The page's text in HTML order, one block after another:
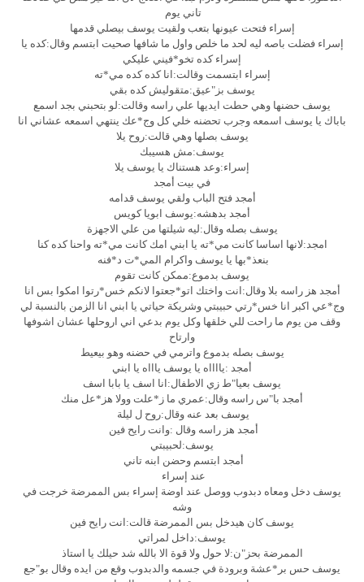
تاني يوم
إسراء فتحت عيونها بتعب ولقيت يوسف بيصلي قدمها
إسراء فضلت باصه ليه لحد ما خلص واول ما شافها صحيت ابتسم وقال:كده يا
إسراء كده تخو*فيني عليكي
إسراء ابتسمت وقالت:انا كده كده مي*ته
يوسف بز"عيق:متقوليش كده بقي
يوسف حضنها وهي حطت ايديها علي راسه وقالت:لو بتحبني بجد اسمع
باباك يا يوسف اسمعه وجرب تحضنه خلي كل وج*عك ينتهي اسمعه عشاني انا
يوسف بصلها وهي قالت:روح يلا
يوسف:مش هسيبك
إسراء:وعد هستناك يا يوسف يلا
في بيت أمجد
أمجد فتح الباب ولقي يوسف قدامه
أمجد بدهشه:يوسف ابويا كويس
يوسف بصله وقال:ليه شيلتها من علي الاجهزة
امجد:لانها اساسا كانت مي*ته يا ابني امك كانت مي*ته واحنا كده كنا
بنعذ*بها يا يوسف واكرام المي*ت د*فنه
يوسف بدموع:ممكن كانت تقوم
أمجد هز راسه بلا وقال:انت واختك اتو*جعتوا لانكم خس*رتوا امكوا بس انا
وج*عي اكبر انا خس*رتي حبيبتي وشريكة حياتي يا ابني انا الزمن بالنسبة لي
وقف من يوم ما راحت للي خلقها وكل يوم بدعي اني اروحلها عشان اشوفها
وارتاح
يوسف بصله بدموع واترمي في حضنه وهو بيعيط
أمجد :يااااه يا يوسف ياااه يا ابني
يوسف بعيا"ط زي الاطفال:انا اسف يا بابا اسف
أمجد با"س راسه وقال:عمري ما ز*علت وولا هز*عل منك
يوسف بعد عنه وقال:روح ل ليلة
أمجد هز راسه وقال :وانت رايح فين
يوسف:لحبيبتي
أمجد ابتسم وحضن ابنه تاني
عند إسراء
يوسف دخل ومعاه دبدوب ووصل عند اوضة إسراء بس الممرضة خرجت في
وشه
يوسف كان هيدخل بس الممرضة قالت:انت رايح فين
يوسف:داخل لمراتي
الممرضة بحز"ن:لا حول ولا قوة الا بالله شد حيلك يا استاذ
يوسف حس بر*عشة وبرودة في جسمه والدبدوب وقع من ايده وقال بو"جع